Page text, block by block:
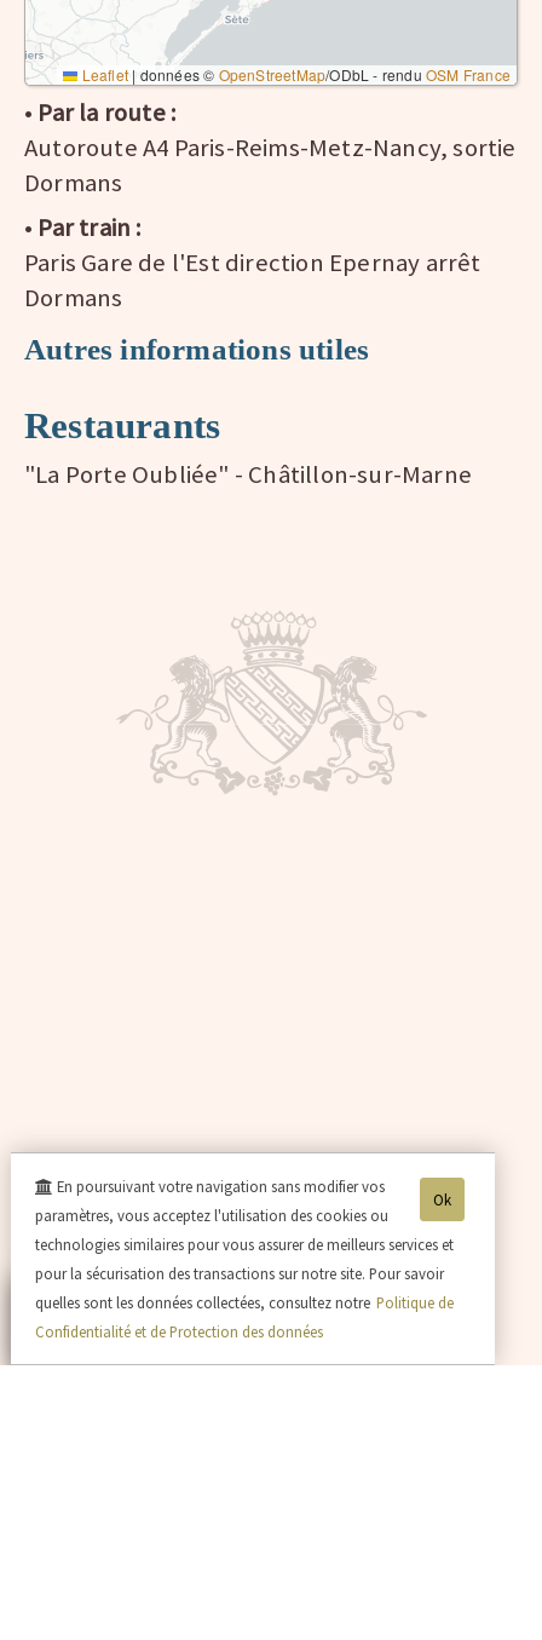
Leaflet | données © OpenStreetMap/ODbL - rendu OSM France
• Par la route :
Autoroute A4 Paris-Reims-Metz-Nancy, sortie
Dormans
• Par train :
Paris Gare de l'Est direction Epernay arrêt
Dormans
Autres informations utiles
Restaurants
"La Porte Oubliée" - Châtillon-sur-Marne
Ok
En poursuivant votre navigation sans modifier vos
paramètres, vous acceptez l'utilisation des cookies ou
technologies similaires pour vous assurer de meilleurs services et
pour la sécurisation des transactions sur notre site. Pour savoir
quelles sont les données collectées, consultez notre Politique de
Confidentialité et de Protection des données